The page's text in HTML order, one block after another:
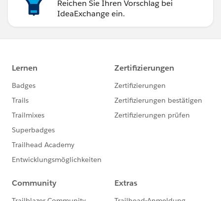
Reichen Sie Ihren Vorschlag bei
IdeaExchange ein.